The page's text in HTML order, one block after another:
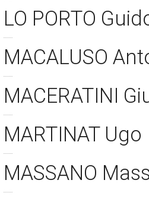
LO PORTO
MACALUSO
MACERATINI
MARTINAT Ugo
MASSANO